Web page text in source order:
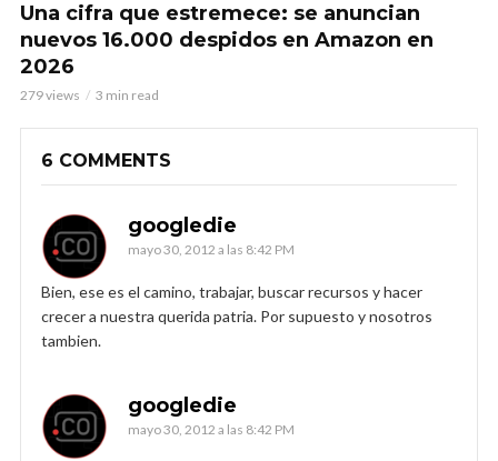
Una cifra que estremece: se anuncian
nuevos 16.000 despidos en Amazon en
2026
279 views 3 min read
6 COMMENTS
googledie
mayo 30, 2012 a las 8:42 PM
Bien, ese es el camino, trabajar, buscar recursos y hacer
crecer a nuestra querida patria. Por supuesto y nosotros
tambien.
googledie
mayo 30, 2012 a las 8:42 PM